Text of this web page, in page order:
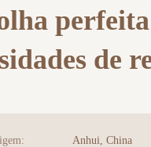
de
Anhui, China